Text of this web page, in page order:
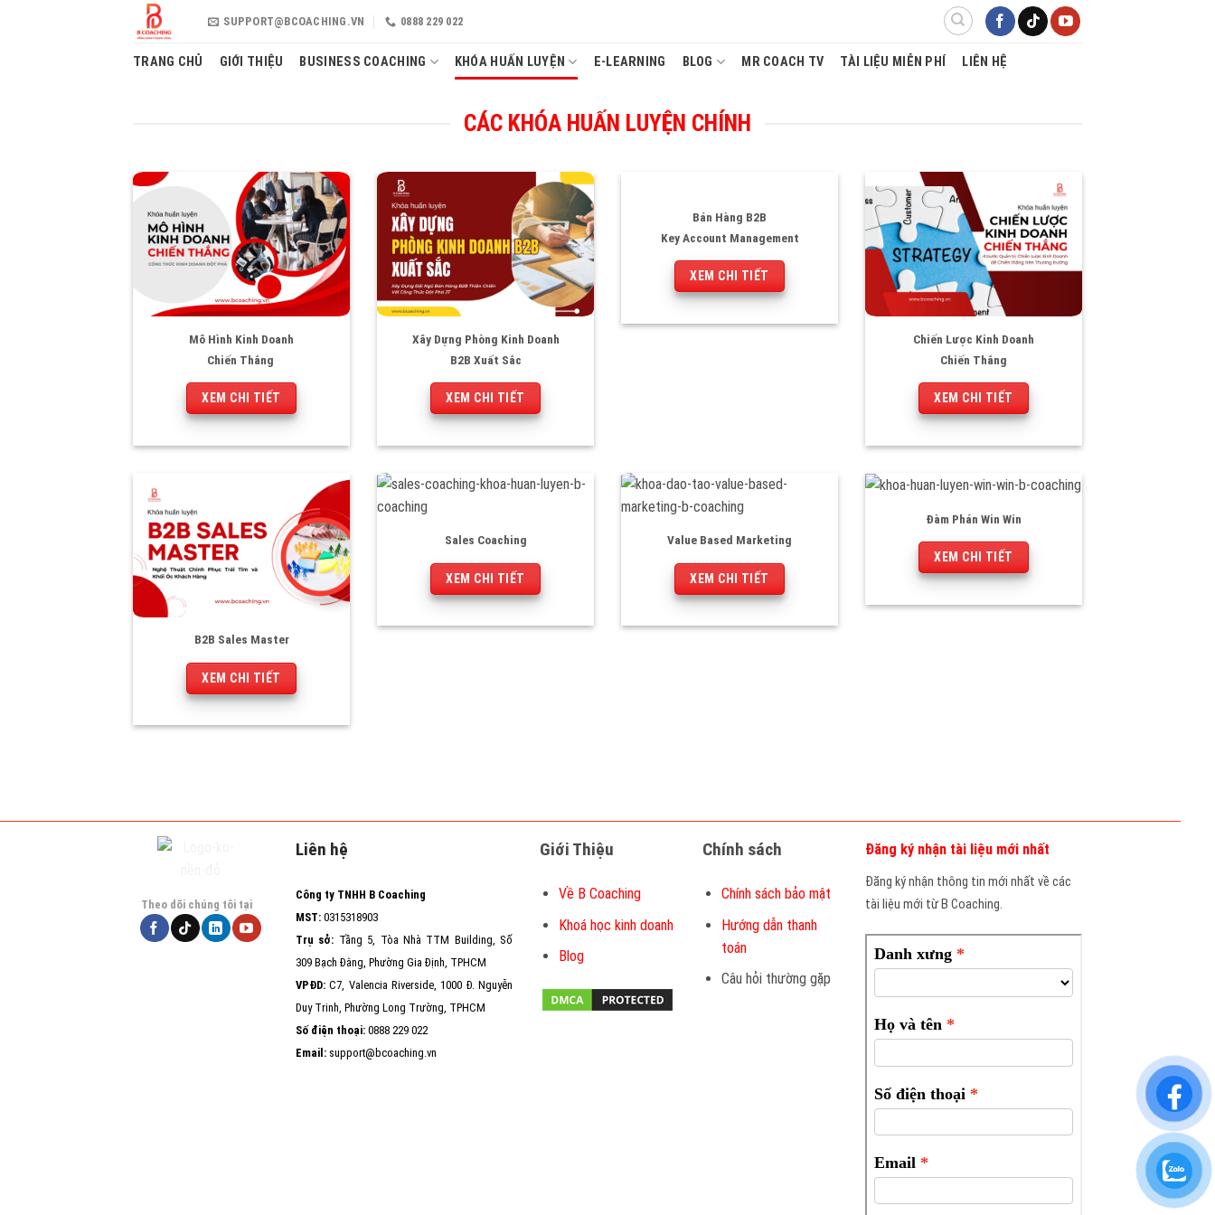
SUPPORT@BCOACHING.VN 0888 229 022
TRANG CHỦ GIỚI THIỆU BUSINESS COACHING KHÓA HUẤN LUYỆN E-LEARNING BLOG MR COACH TV TÀI LIỆU MIỄN PHÍ LIÊN HỆ
CÁC KHÓA HUẤN LUYỆN CHÍNH
Mô Hình Kinh Doanh
Chiến Thắng
XEM CHI TIẾT
Xây Dựng Phòng Kinh Doanh
B2B Xuất Sắc
XEM CHI TIẾT
Bán Hàng B2B
Key Account Management
XEM CHI TIẾT
Chiến Lược Kinh Doanh
Chiến Thắng
XEM CHI TIẾT
B2B Sales Master
XEM CHI TIẾT
Sales Coaching
XEM CHI TIẾT
Value Based Marketing
XEM CHI TIẾT
Đàm Phán Win Win
XEM CHI TIẾT
Theo dõi chúng tôi tại
Liên hệ
Công ty TNHH B Coaching
MST: 0315318903
Trụ sở: Tầng 5, Tòa Nhà TTM Building, Số
309 Bạch Đằng, Phường Gia Định, TPHCM
VPĐD: C7, Valencia Riverside, 1000 Đ. Nguyễn
Duy Trinh, Phường Long Trường, TPHCM
Số điện thoại: 0888 229 022
Email: support@bcoaching.vn
Giới Thiệu
Về B Coaching
Khoá học kinh doanh
Blog
Chính sách
Chính sách bảo mật
Hướng dẫn thanh
toán
Câu hỏi thường gặp
Đăng ký nhận tài liệu mới nhất
Đăng ký nhận thông tin mới nhất về các
tài liệu mới từ B Coaching.